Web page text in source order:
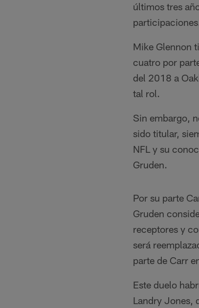
últimos tres
Mike Glennon
cuatro por
del 2018 a
tal rol.
Sin embargo,
sido titular,
NFL y su
Gruden.
Por su parte
Gruden
receptores y
será
parte de Carr
Este duelo
Landry Jones,